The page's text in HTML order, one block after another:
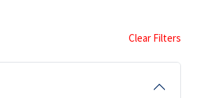
Clear Filters